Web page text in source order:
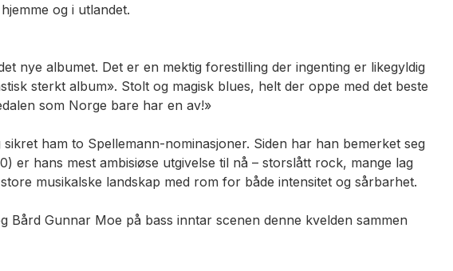
og i utlandet.
nye albumet. Det er en mektig forestilling der ingenting er likegyldig
sterkt album». Stolt og magisk blues, helt der oppe med det beste
som Norge bare har en av!»
ham to Spellemann-nominasjoner. Siden har han bemerket seg
er hans mest ambisiøse utgivelse til nå – storslått rock, mange lag
musikalske landskap med rom for både intensitet og sårbarhet.
Gunnar Moe på bass inntar scenen denne kvelden sammen